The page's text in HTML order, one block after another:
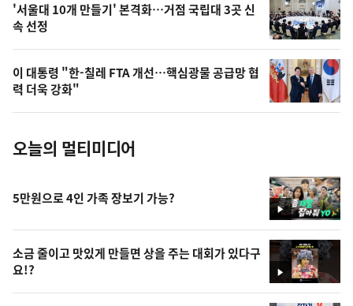
오
늘
의
사
진
'서울대 10개 만들기' 본격화…거점 국립대 3곳 신
속 선정
이 대통령 "한-칠레 FTA 개선…핵심광물 공급망 협
력 더욱 강화"
오늘의 멀티미디어
영
상
5만원으로 4인 가족 장보기 가능?
영
상
소금 줄이고 맛있게 만들면 상을 주는 대회가 있다구
요!?